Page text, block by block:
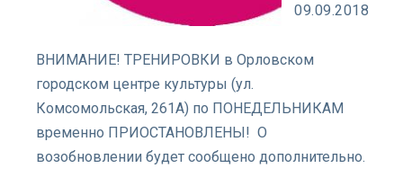
09.09.2018
ВНИМАНИЕ! ТРЕНИРОВКИ в Орловском
городском центре культуры (ул.
Комсомольская, 261А) по ПОНЕДЕЛЬНИКАМ
временно ПРИОСТАНОВЛЕНЫ! О
возобновлении будет сообщено дополнительно.